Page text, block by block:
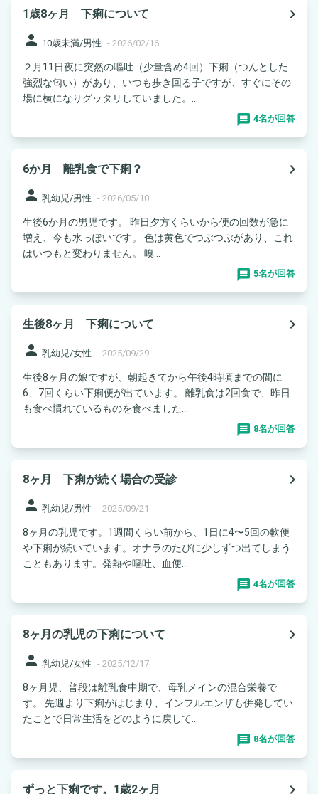
1歳8ヶ月 下痢について
navigate_next
person 10歳未満/男性 - 2026/02/16
２月11日夜に突然の嘔吐（少量含め4回）下痢（つんとした
強烈な匂い）があり、いつも歩き回る子ですが、すぐにその
場に横になりグッタリしていました。...
4名が回答
6か月 離乳食で下痢？
navigate_next
person 乳幼児/男性 - 2026/05/10
生後6か月の男児です。 昨日夕方くらいから便の回数が急に
増え、今も水っぽいです。 色は黄色でつぶつぶがあり、これ
はいつもと変わりません。 嗅...
5名が回答
生後8ヶ月 下痢について
navigate_next
person 乳幼児/女性 - 2025/09/29
生後8ヶ月の娘ですが、朝起きてから午後4時頃までの間に
6、7回くらい下痢便が出ています。 離乳食は2回食で、昨日
も食べ慣れているものを食べました...
8名が回答
8ヶ月 下痢が続く場合の受診
navigate_next
person 乳幼児/男性 - 2025/09/21
8ヶ月の乳児です。1週間くらい前から、1日に4〜5回の軟便
や下痢が続いています。オナラのたびに少しずつ出てしまう
こともあります。発熱や嘔吐、血便...
4名が回答
8ヶ月の乳児の下痢について
navigate_next
person 乳幼児/女性 - 2025/12/17
8ヶ月児、普段は離乳食中期で、母乳メインの混合栄養で
す。 先週より下痢がはじまり、インフルエンザも併発してい
たことで日常生活をどのように戻して...
8名が回答
ずっと下痢です。1歳2ヶ月 navigate_next